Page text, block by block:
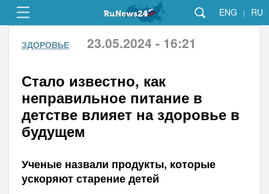
ENG | RU
ЗДОРОВЬЕ 23.05.2024 - 16:21
Стало известно, как
неправильное питание в
детстве влияет на здоровье в
будущем
Ученые назвали продукты, которые
ускоряют старение детей